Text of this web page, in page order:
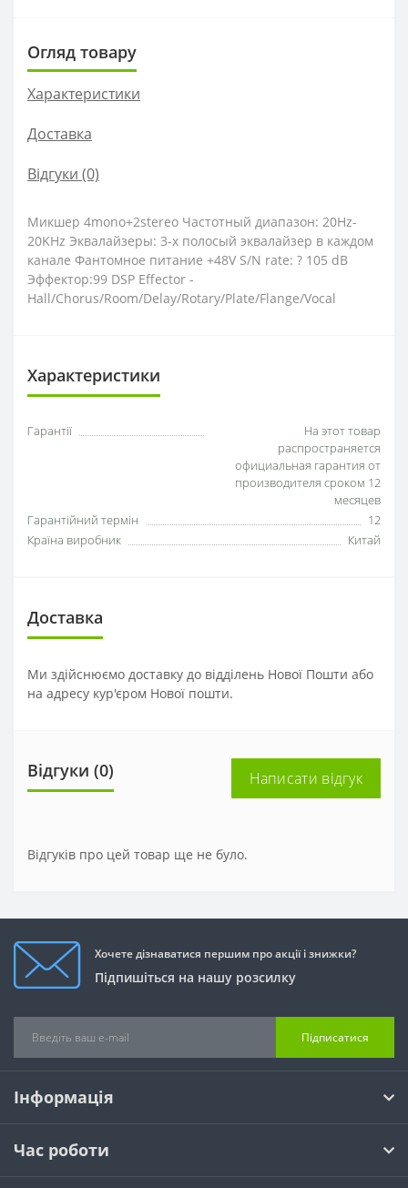
Огляд товару
Характеристики
Доставка
Відгуки (0)
Микшер 4mono+2stereo Частотный диапазон: 20Hz-
20KHz Эквалайзеры: 3-х полосый эквалайзер в каждом
канале Фантомное питание +48V S/N rate: ? 105 dB
Эффектор:99 DSP Effector -
Hall/Chorus/Room/Delay/Rotary/Plate/Flange/Vocal
Характеристики
Гарантії
На этот товар
распространяется
официальная гарантия от
производителя сроком 12
месяцев
Гарантійний термін
12
Країна виробник
Китай
Доставка
Ми здійснюємо доставку до відділень Нової Пошти або
на адресу кур'єром Нової пошти.
Відгуки (0) Написати відгук
Відгуків про цей товар ще не було.
Хочете дізнаватися першим про акції і знижки?
Підпишіться на нашу розсилку
Підписатися
Інформація
Час роботи